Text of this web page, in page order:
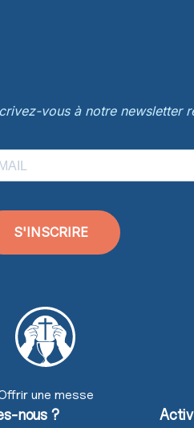
vous à notre newsletter
S'INSCRIRE
une messe
nous ?